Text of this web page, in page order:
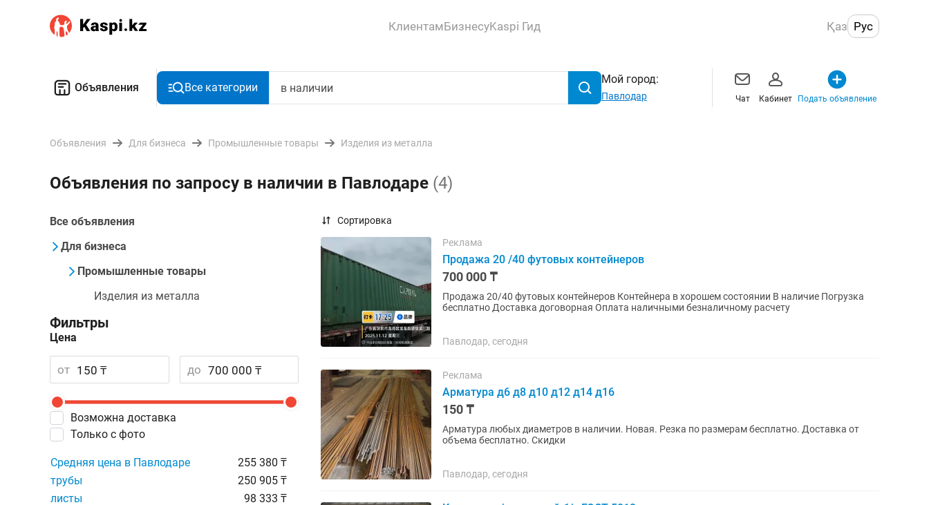
КлиентамБизнесуKaspi Гид Қаз Рус
Объявления Все категории
Мой город:
Павлодар Чат Кабинет Подать объявление
Объявления Для бизнеса Промышленные товары Изделия из металла
Объявления по запросу в наличии в Павлодаре (4)
Все объявления
Для бизнеса
Промышленные товары
Изделия из металла
Фильтры
Цена
от до
Возможна доставка
Только с фото
Средняя цена в Павлодаре
255 380 ₸
трубы
250 905 ₸
листы
98 333 ₸
Сортировка
Реклама
Продажа 20 /40 футовых контейнеров
700 000 ₸
Продажа 20/40 футовых контейнеров Контейнера в хорошем состоянии В наличие Погрузка
бесплатно Доставка договорная Оплата наличными безналичному расчету
Павлодар, сегодня
Реклама
Арматура д6 д8 д10 д12 д14 д16
150 ₸
Арматура любых диаметров в наличии. Новая. Резка по размерам бесплатно. Доставка от
объема бесплатно. Скидки
Павлодар, сегодня